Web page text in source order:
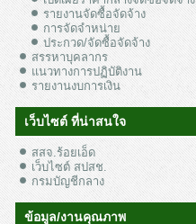
รายงานจัดซื้อจัดจ้าง
การจัดจำหน่าย
ประกวด/จัดซื้อจัดจ้าง
สรรหาบุคลากร
แนวทางการปฏิบัติงาน
รายงานงบการเงิน
เว็บไซต์ ที่น่าสนใจ
สสจ.ร้อยเอ็ด
เว็บไซต์ สปสช.
กรมบัญชีกลาง
ข้อมูล/งานคุณภาพ